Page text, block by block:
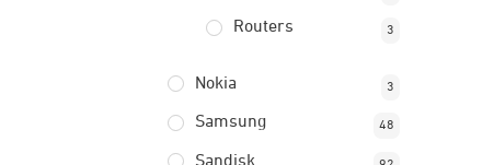
Routers 3
Nokia 3
Samsung 48
Sandisk